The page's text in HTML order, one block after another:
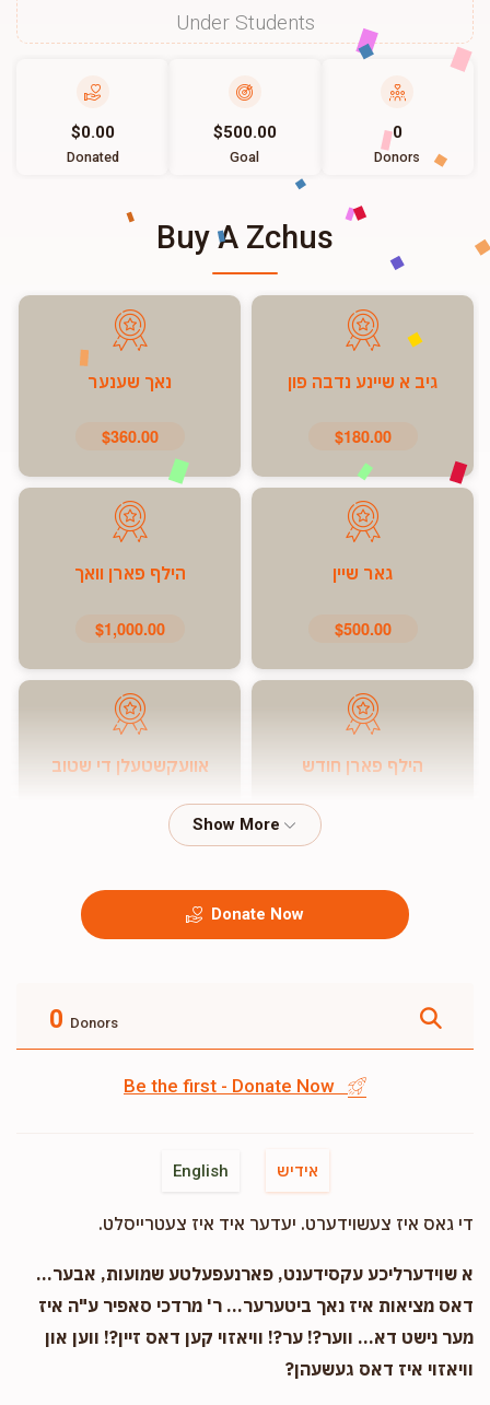
Under Students
$0.00
Donated
$500.00
Goal
0
Donors
Buy A Zchus
גיב א שיינע נדבה פון
$180.00
נאך שענער
$360.00
גאר שיין
$500.00
הילף פארן וואך
$1,000.00
הילף פארן חודש אוועקשטעלן די שטוב
Donate Now
0 Donors
Be the first - Donate Now
English אידיש
די גאס איז צעשוידערט. יעדער איד איז צעטרייסלט.
א שוידערליכע עקסידענט, פארנעפעלטע שמועות, אבער...
דאס מציאות איז נאך ביטערער... ר' מרדכי סאפיר ע"ה איז
מער נישט דא... ווער?! ער?! וויאזוי קען דאס זיין?! ווען און
וויאזוי איז דאס געשעהן?